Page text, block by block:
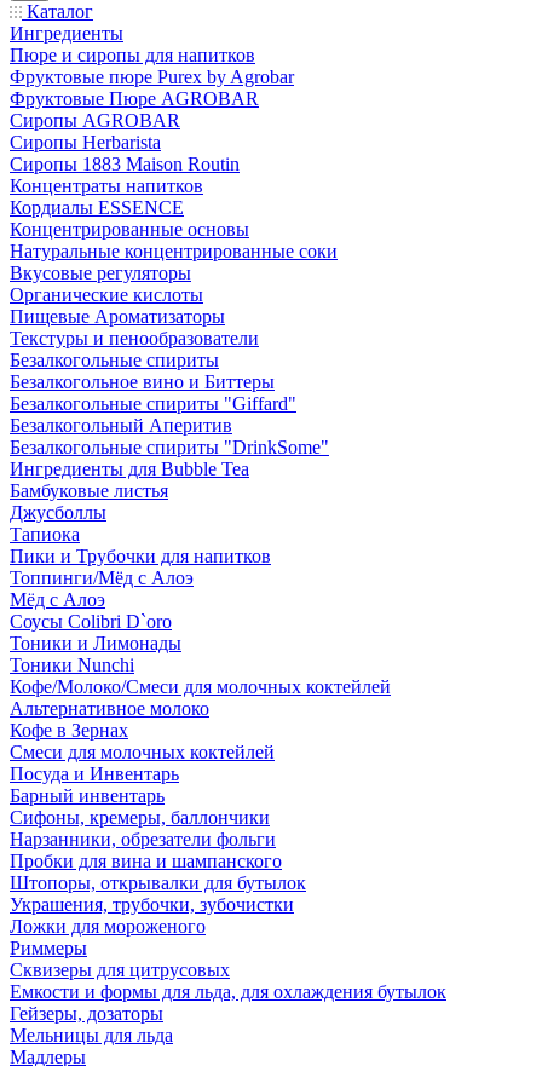
Каталог
Ингредиенты
Пюре и сиропы для напитков
Фруктовые пюре Purex by Agrobar
Фруктовые Пюре AGROBAR
Сиропы AGROBAR
Сиропы Herbarista
Сиропы 1883 Maison Routin
Концентраты напитков
Кордиалы ESSENCE
Концентрированные основы
Натуральные концентрированные соки
Вкусовые регуляторы
Органические кислоты
Пищевые Ароматизаторы
Текстуры и пенообразователи
Безалкогольные спириты
Безалкогольное вино и Биттеры
Безалкогольные спириты "Giffard"
Безалкогольный Аперитив
Безалкогольные спириты "DrinkSome"
Ингредиенты для Bubble Tea
Бамбуковые листья
Джусболлы
Тапиока
Пики и Трубочки для напитков
Топпинги/Мёд с Алоэ
Мёд с Алоэ
Соусы Colibri D`oro
Тоники и Лимонады
Тоники Nunchi
Кофе/Молоко/Смеси для молочных коктейлей
Альтернативное молоко
Кофе в Зернах
Смеси для молочных коктейлей
Посуда и Инвентарь
Барный инвентарь
Сифоны, кремеры, баллончики
Нарзанники, обрезатели фольги
Пробки для вина и шампанского
Штопоры, открывалки для бутылок
Украшения, трубочки, зубочистки
Ложки для мороженого
Риммеры
Сквизеры для цитрусовых
Емкости и формы для льда, для охлаждения бутылок
Гейзеры, дозаторы
Мельницы для льда
Мадлеры